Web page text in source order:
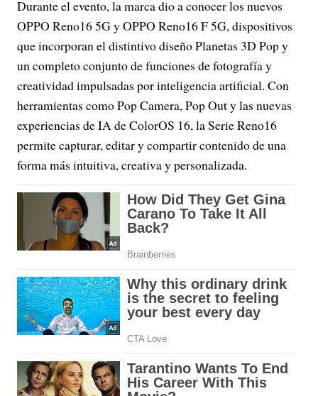
Durante el evento, la marca dio a conocer los nuevos
OPPO Reno16 5G y OPPO Reno16 F 5G, dispositivos
que incorporan el distintivo diseño Planetas 3D Pop y
un completo conjunto de funciones de fotografía y
creatividad impulsadas por inteligencia artificial. Con
herramientas como Pop Camera, Pop Out y las nuevas
experiencias de IA de ColorOS 16, la Serie Reno16
permite capturar, editar y compartir contenido de una
forma más intuitiva, creativa y personalizada.